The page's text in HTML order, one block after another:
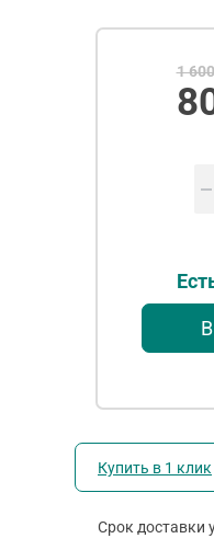
1
Купить в 1 клик
Срок доставки